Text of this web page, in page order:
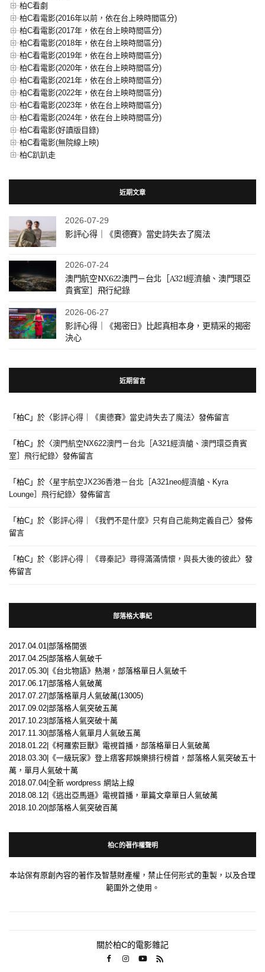
柏C看劇
柏C看電影(2016年以前，依在台上映時間區分)
柏C看電影(2017年，依在台上映時間區分)
柏C看電影(2018年，依在台上映時間區分)
柏C看電影(2019年，依在台上映時間區分)
柏C看電影(2020年，依在台上映時間區分)
柏C看電影(2021年，依在台上映時間區分)
柏C看電影(2022年，依在台上映時間區分)
柏C看電影(2023年，依在台上映時間區分)
柏C看電影(2024年，依在台上映時間區分)
柏C看電影(好讀版目錄)
柏C看電影(無院線上映)
柏C趴趴走
近期文章
2026-07-29
影評心得｜《奧德賽》當史詩失去了魔法
2026-07-24
澳門航空NX622澳門－台北［A321經濟艙、澳門環亞
貴賓室］飛行紀錄
2026-06-27
影評心得｜《揭密日》比起真相本身，更精采的揭密
決心
近期留言
「 柏C 」於〈影評心得｜《奧德賽》當史詩失去了魔法〉發佈留言
「 柏C 」於〈澳門航空NX622澳門－台北［A321經濟艙、澳門環亞貴賓
室］飛行紀錄〉發佈留言
「 柏C 」於〈星宇航空JX236香港－台北［A321neo經濟艙、Kyra
Lounge］飛行紀錄〉發佈留言
「 柏C 」於〈影評心得｜《我們不是什麼》只有自己能夠定義自己〉發佈
留言
「 柏C 」於〈影評心得｜《尋秦記》尋得滿滿情懷，與長大後的彼此〉發
佈留言
部落格大事紀
2017.04.01|部落格開張
2017.04.25|部落格人氣破千
2017.05.30|《台北物語》熱潮，部落格單日人氣破千
2017.06.17|部落格人氣破萬
2017.07.27|部落格單月人氣破萬(13005)
2017.09.02|部落格人氣突破五萬
2017.10.23|部落格人氣突破十萬
2017.11.30|部落格人氣單月人氣破五萬
2018.01.22|《柯羅索巨獸》電視首播，部落格單日人氣破萬
2018.03.30|《一級玩家》登上痞客邦娛樂排行榜首，部落格人氣突破五十
萬，單月人氣破十萬
2018.07.04|全新 wordpress 網站上線
2018.08.12|《逃出亞馬遜》電視首播，單篇文章單日人氣破萬
2018.10.20|部落格人氣突破百萬
柏C的著作權聲明
本站保有原創內容的著作及智慧財產權，禁止任何形式的重製，以及合理
範圍外之使用。
關於柏C的電影雜記